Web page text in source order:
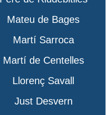
Mateu de Bages
Martí Sarroca
Martí de Centelles
Llorenç Savall
Just Desvern